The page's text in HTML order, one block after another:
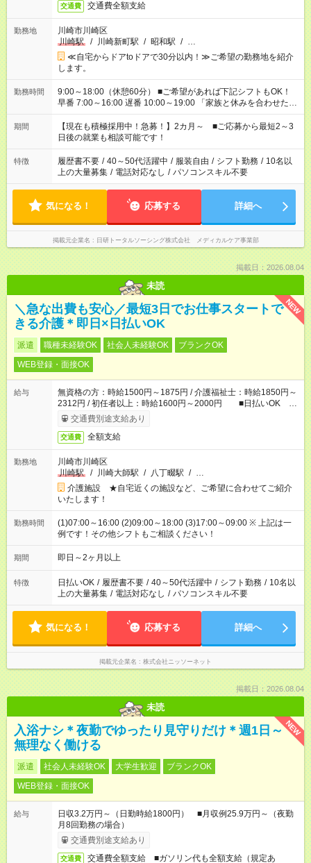
交通費 交通費全額支給
勤務地
川崎市川崎区
川崎駅
/ 川崎新町駅 / 昭和駅 / …
≪自宅からドアtoドアで30分以内！≫ご希望の勤務地を紹介
します。
勤務時間
9:00～18:00（休憩60分） ■ご希望があれば下記シフトもOK！
早番 7:00～16:00 遅番 10:00～19:00 「家族と休みを合わせた
い」 「余裕を持って夕飯の準備がしたい」 「できれば残業はし
たくない」 など、ご希望を教えてくださいね。 ※Wワーク希望
の方へ 今ご覧のお仕事で希望する勤務時間と、もう1つのお仕事
の勤務時間。 合計で週40時間を超える場合は応募できません。
期間
【現在も積極採用中！急募！】2カ月～ ■ご応募から最短2～3
日後の就業も相談可能です！
特徴 履歴書不要 / 40～50代活躍中 / 服装自由 / シフト勤務 / 10名以
上の大量募集 / 電話対応なし / パソコンスキル不要
気になる！ 応募する 詳細へ
掲載元企業名 日研トータルソーシング株式会社 メディカルケア事業部
掲載日：2026.08.04
未読
NEW
＼急な出費も安心／最短3日でお仕事スタートで
きる介護＊即日×日払いOK
派遣 職種未経験OK 社会人未経験OK
ブランクOK
WEB登録・面接OK
給与
無資格の方：時給1500円～1875円 / 介護福祉士：時給1850円～
2312円 / 初任者以上：時給1600円～2000円 ■日払いOK ■
日収例：1万2000円（時給1500円×8h）
交通費別途支給あり
交通費 全額支給
勤務地
川崎市川崎区
川崎駅
/ 川崎大師駅 / 八丁畷駅 / …
介護施設 ★自宅近くの施設など、ご希望に合わせてご紹介
いたします！
勤務時間
(1)07:00～16:00 (2)09:00～18:00 (3)17:00～09:00 ※ 上記は一
例です！その他シフトもご相談ください！
期間 即日～2ヶ月以上
特徴 日払いOK / 履歴書不要 / 40～50代活躍中 / シフト勤務 / 10名以
上の大量募集 / 電話対応なし / パソコンスキル不要
気になる！ 応募する 詳細へ
掲載元企業名 株式会社ニッソーネット
掲載日：2026.08.04
未読
NEW
入浴ナシ＊夜勤でゆったり見守りだけ＊週1日～
無理なく働ける
派遣 社会人未経験OK 大学生歓迎
ブランクOK
WEB登録・面接OK
給与
日収3.2万円～（日勤時給1800円） ■月収例25.9万円～（夜勤
月8回勤務の場合）
交通費別途支給あり
交通費 交通費全額支給 ■ガソリン代も全額支給（規定あ